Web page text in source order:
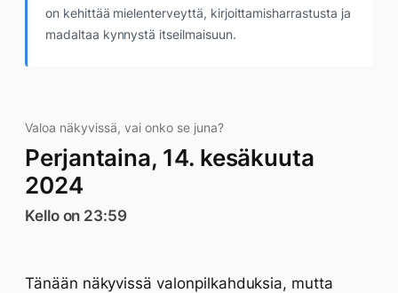
on kehittää mielenterveyttä, kirjoittamisharrastusta ja
madaltaa kynnystä itseilmaisuun.
Valoa näkyvissä, vai onko se juna?
Perjantaina, 14. kesäkuuta
2024
Kello on 23:59
Tänään näkyvissä valonpilkahduksia, mutta